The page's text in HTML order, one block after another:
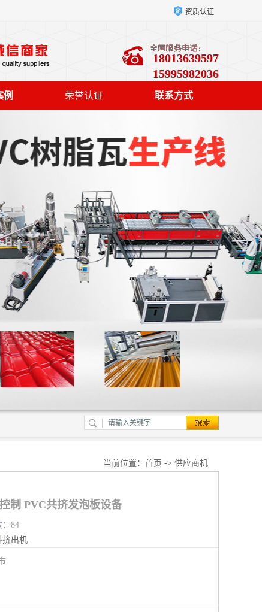
资质认证
18013639597
15995982036
例 荣誉认证 联系方式
当前位置： 首页 -> 供应商机
制 PVC共挤发泡板设备
84
挤出机